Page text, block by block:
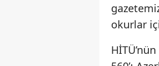
okurlar